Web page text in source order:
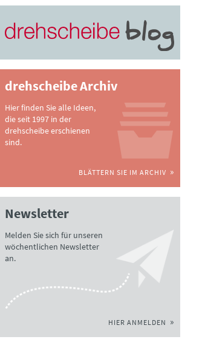
drehscheibe Archiv
Hier finden Sie alle Ideen,
die seit 1997 in der
drehscheibe erschienen
sind.
BLÄTTERN SIE IM ARCHIV
Newsletter
Melden Sie sich für unseren
wöchentlichen Newsletter
an.
HIER ANMELDEN